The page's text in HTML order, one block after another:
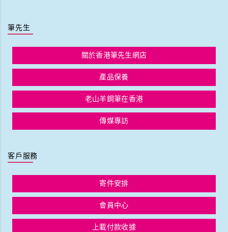
筆先生
關於香港筆先生網店
產品保養
老山羊鋼筆在香港
傳媒專訪
客戶服務
寄件安排
會員中心
上載付款收據